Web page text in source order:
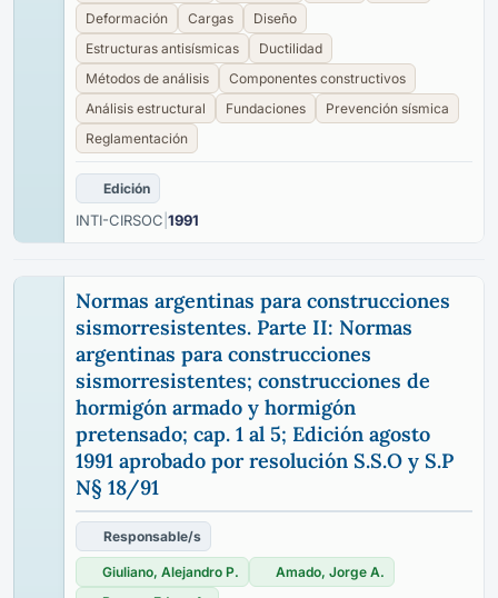
Deformación
Cargas
Diseño
Estructuras antisísmicas
Ductilidad
Métodos de análisis
Componentes constructivos
Análisis estructural
Fundaciones
Prevención sísmica
Reglamentación
Edición
INTI-CIRSOC 1991
Normas argentinas para construcciones
sismorresistentes. Parte II: Normas
argentinas para construcciones
sismorresistentes; construcciones de
hormigón armado y hormigón
pretensado; cap. 1 al 5; Edición agosto
1991 aprobado por resolución S.S.O y S.P
N§ 18/91
Responsable/s
Giuliano, Alejandro P.
Amado, Jorge A.